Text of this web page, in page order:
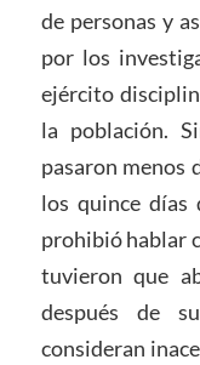
de personas y
por los
ejército
la población.
pasaron menos
los quince días
prohibió hablar
tuvieron que
después de
consideran